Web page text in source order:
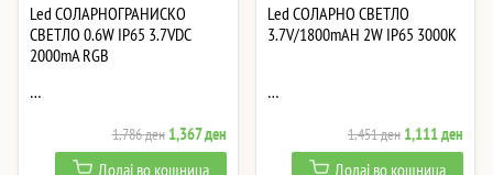
Led СОЛАРНОГРАНИСКО
СВЕТЛО 0.6W IP65 3.7VDC
2000mA RGB
…
1,786ден Original
price
1,367денCurrent
price
Додај во кошница
Led СОЛАРНО СВЕТЛО
3.7V/1800mAH 2W IP65 3000K
…
1,451ден Original
price
1,111ден
price
Додај во кошница